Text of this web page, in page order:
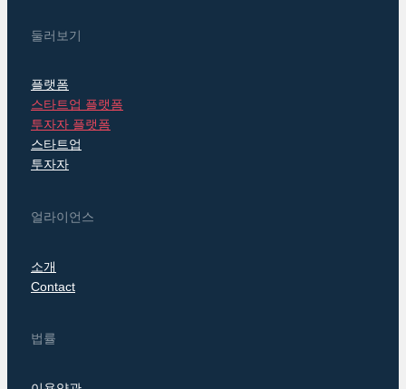
둘러보기
플랫폼
스타트업 플랫폼
투자자 플랫폼
스타트업
투자자
얼라이언스
소개
Contact
법률